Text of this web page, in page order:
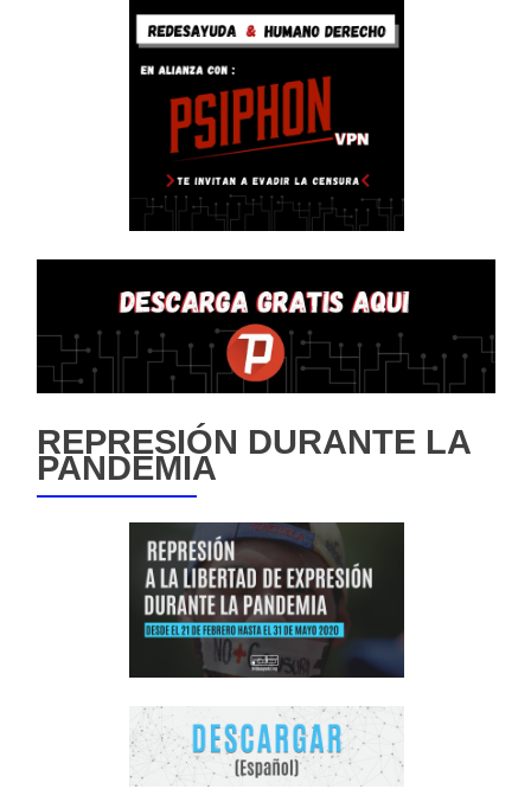
REPRESIÓN DURANTE LA
PANDEMIA